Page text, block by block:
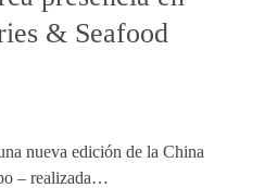
& Seafood
nueva edición de la China
– realizada…